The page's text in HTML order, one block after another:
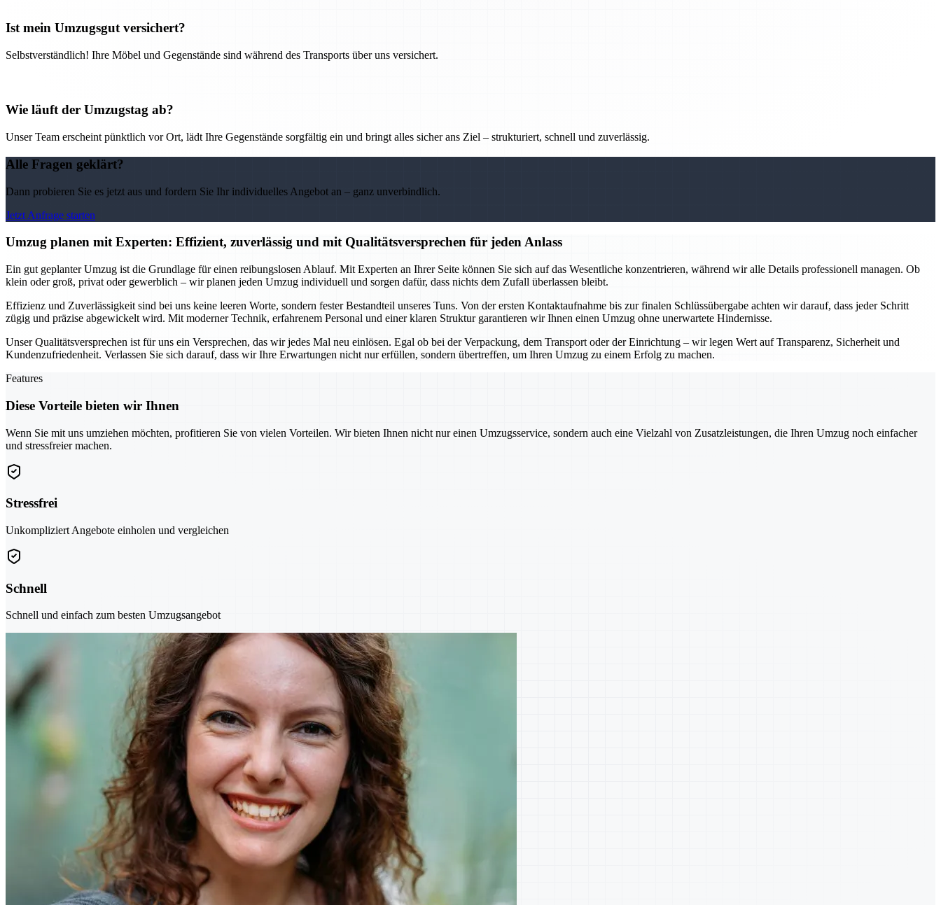
Ist mein Umzugsgut versichert?
Selbstverständlich! Ihre Möbel und Gegenstände sind während des Transports über uns versichert.
Wie läuft der Umzugstag ab?
Unser Team erscheint pünktlich vor Ort, lädt Ihre Gegenstände sorgfältig ein und bringt alles sicher ans Ziel – strukturiert, schnell und zuverlässig.
Alle Fragen geklärt?
Dann probieren Sie es jetzt aus und fordern Sie Ihr individuelles Angebot an – ganz unverbindlich.
Jetzt Anfrage starten
Umzug planen mit Experten: Effizient, zuverlässig und mit Qualitätsversprechen für jeden Anlass
Ein gut geplanter Umzug ist die Grundlage für einen reibungslosen Ablauf. Mit Experten an Ihrer Seite können Sie sich auf das Wesentliche konzentrieren, während wir alle Details professionell managen. Ob
klein oder groß, privat oder gewerblich – wir planen jeden Umzug individuell und sorgen dafür, dass nichts dem Zufall überlassen bleibt.
Effizienz und Zuverlässigkeit sind bei uns keine leeren Worte, sondern fester Bestandteil unseres Tuns. Von der ersten Kontaktaufnahme bis zur finalen Schlüssübergabe achten wir darauf, dass jeder Schritt
zügig und präzise abgewickelt wird. Mit moderner Technik, erfahrenem Personal und einer klaren Struktur garantieren wir Ihnen einen Umzug ohne unerwartete Hindernisse.
Unser Qualitätsversprechen ist für uns ein Versprechen, das wir jedes Mal neu einlösen. Egal ob bei der Verpackung, dem Transport oder der Einrichtung – wir legen Wert auf Transparenz, Sicherheit und
Kundenzufriedenheit. Verlassen Sie sich darauf, dass wir Ihre Erwartungen nicht nur erfüllen, sondern übertreffen, um Ihren Umzug zu einem Erfolg zu machen.
Features
Diese Vorteile bieten wir Ihnen
Wenn Sie mit uns umziehen möchten, profitieren Sie von vielen Vorteilen. Wir bieten Ihnen nicht nur einen Umzugsservice, sondern auch eine Vielzahl von Zusatzleistungen, die Ihren Umzug noch einfacher
und stressfreier machen.
Stressfrei
Unkompliziert Angebote einholen und vergleichen
Schnell
Schnell und einfach zum besten Umzugsangebot